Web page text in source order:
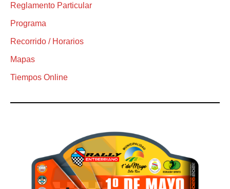
Reglamento Particular
Programa
Recorrido / Horarios
Mapas
Tiempos Online